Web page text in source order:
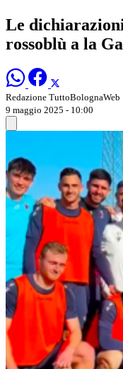
Le
rossoblù a la
Redazione TuttoBolognaWeb
9 maggio 2025 - 10:00